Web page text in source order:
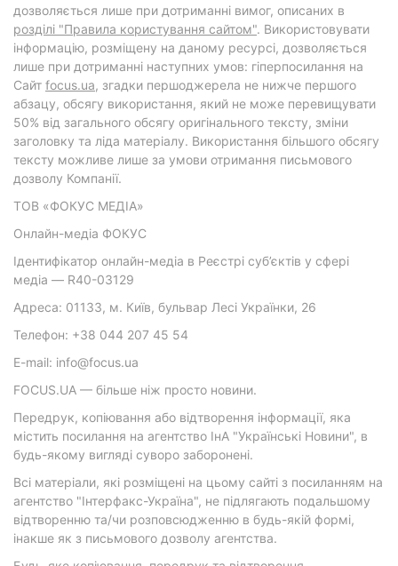
дозволяється лише при дотриманні вимог, описаних в
розділі "Правила користування сайтом". Використовувати
інформацію, розміщену на даному ресурсі, дозволяється
лише при дотриманні наступних умов: гіперпосилання на
Cайт focus.ua, згадки першоджерела не нижче першого
абзацу, обсягу використання, який не може перевищувати
50% від загального обсягу оригінального тексту, зміни
заголовку та ліда матеріалу. Використання більшого обсягу
тексту можливе лише за умови отримання письмового
дозволу Компанії.
ТОВ «ФОКУС МЕДІА»
Онлайн-медіа ФОКУС
Ідентифікатор онлайн-медіа в Реєстрі суб’єктів у сфері
медіа — R40-03129
Адреса: 01133, м. Київ, бульвар Лесі Українки, 26
Телефон: +38 044 207 45 54
E-mail: info@focus.ua
FOCUS.UA — більше ніж просто новини.
Передрук, копіювання або відтворення інформації, яка
містить посилання на агентство ІнА "Українські Новини", в
будь-якому вигляді суворо заборонені.
Всі матеріали, які розміщені на цьому сайті з посиланням на
агентство "Інтерфакс-Україна", не підлягають подальшому
відтворенню та/чи розповсюдженню в будь-якій формі,
інакше як з письмового дозволу агентства.